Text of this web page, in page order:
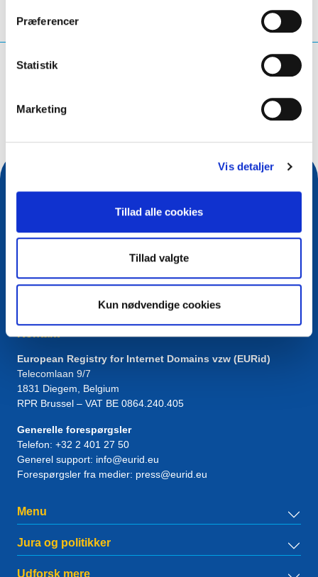
Præferencer
Statistik
Marketing
Vis detaljer
Tillad alle cookies
Tillad valgte
Kun nødvendige cookies
Hvad leder du efter?
Kontakt
European Registry for Internet Domains vzw (EURid)
Telecomlaan 9/7
1831 Diegem , Belgium
RPR Brussel – VAT BE 0864.240.405
Generelle forespørgsler
Telefon: +32 2 401 27 50
Generel support: info@eurid.eu
Forespørgsler fra medier: press@eurid.eu
Menu
Jura og politikker
Udforsk mere